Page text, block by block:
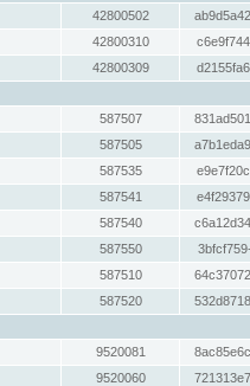
42800502
42800310
42800309
587507
587505
587535
587541
587540
587550
587510
587520
9520081
9520060